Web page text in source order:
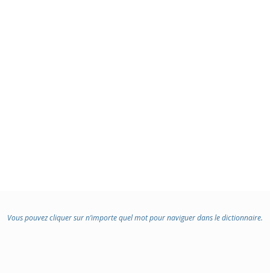
Vous pouvez cliquer sur n’importe quel mot pour naviguer dans le dictionnaire.